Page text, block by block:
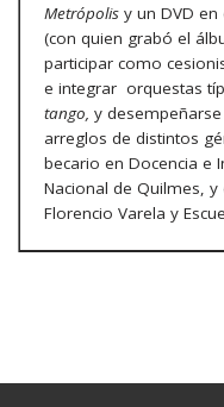
Metrópolis y un DVD
(con quien grabó el
participar como
e integrar orquestas
tango, y
arreglos de distintos
becario en Docencia e
Nacional de Quilmes, y
Florencio Varela y